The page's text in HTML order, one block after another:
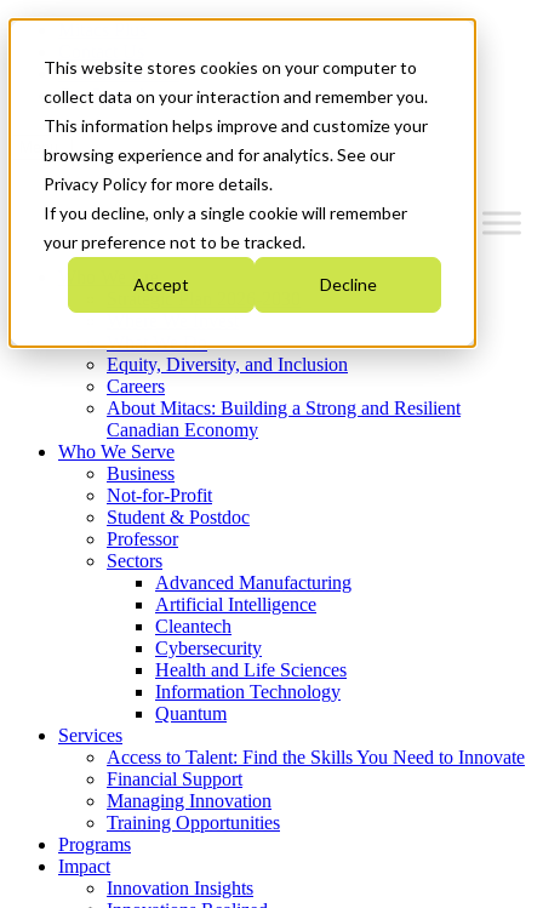
This website stores cookies on your computer to
collect data on your interaction and remember you.
This information helps improve and customize your
browsing experience and for analytics. See our
Privacy Policy for more details.
If you decline, only a single cookie will remember
your preference not to be tracked.
Accept Decline
News & Events
Get Started
Menu
Who We Are
Strategic Plan 2026-2030
What We Do
Equity, Diversity, and Inclusion
Careers
About Mitacs: Building a Strong and Resilient
Canadian Economy
Who We Serve
Business
Not-for-Profit
Student & Postdoc
Professor
Sectors
Advanced Manufacturing
Artificial Intelligence
Cleantech
Cybersecurity
Health and Life Sciences
Information Technology
Quantum
Services
Access to Talent: Find the Skills You Need to Innovate
Financial Support
Managing Innovation
Training Opportunities
Programs
Impact
Innovation Insights